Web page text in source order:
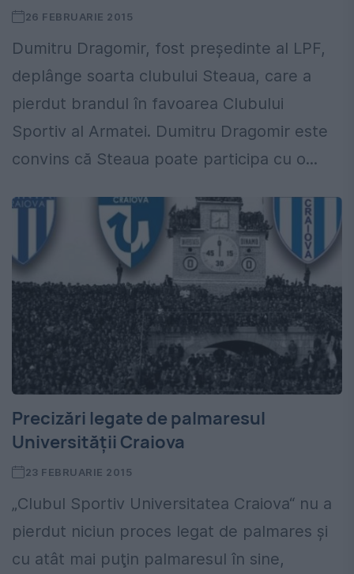
26 FEBRUARIE 2015
Dumitru Dragomir, fost președinte al LPF,
deplânge soarta clubului Steaua, care a
pierdut brandul în favoarea Clubului
Sportiv al Armatei. Dumitru Dragomir este
convins că Steaua poate participa cu o...
Precizări legate de palmaresul
Universității Craiova
23 FEBRUARIE 2015
„Clubul Sportiv Universitatea Craiova“ nu a
pierdut niciun proces legat de palmares şi
cu atât mai puţin palmaresul în sine,